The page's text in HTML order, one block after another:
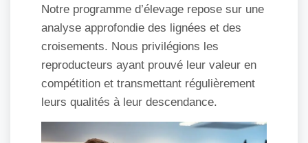
Notre programme d’élevage repose sur une
analyse approfondie des lignées et des
croisements. Nous privilégions les
reproducteurs ayant prouvé leur valeur en
compétition et transmettant régulièrement
leurs qualités à leur descendance.